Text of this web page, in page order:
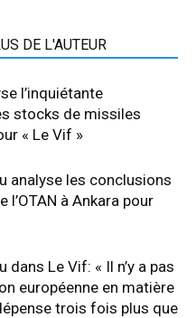
DE L'AUTEUR
l’inquiétante
stocks de missiles
« Le Vif »
analyse les conclusions
l’OTAN à Ankara pour
dans Le Vif: « Il n’y a pas
européenne en matière
trois fois plus que